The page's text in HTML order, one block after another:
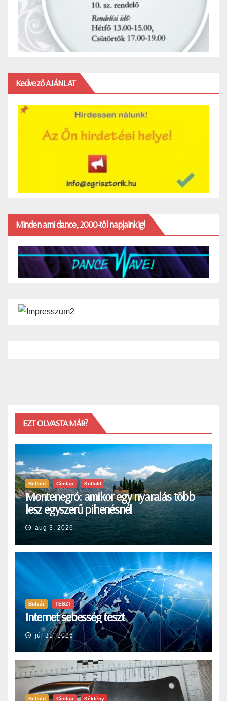
Kedvező AJÁNLAT
Minden ami dance, 2000-től napjainkig!
EZT OLVASTA MÁR?
Belföld Címlap Külföld
Montenegró: amikor egy nyaralás több
lesz egyszerű pihenésnél
aug 3, 2026
Bulvár TESZT
Internet sebesség teszt
júl 31, 2026
Belföld Címlap Kékfény